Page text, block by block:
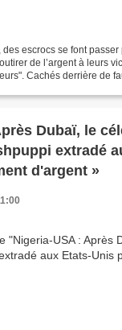
escrocs se font
de l’argent à leurs
Cachés derrière de
Dubaï, le
extradé
d'argent »